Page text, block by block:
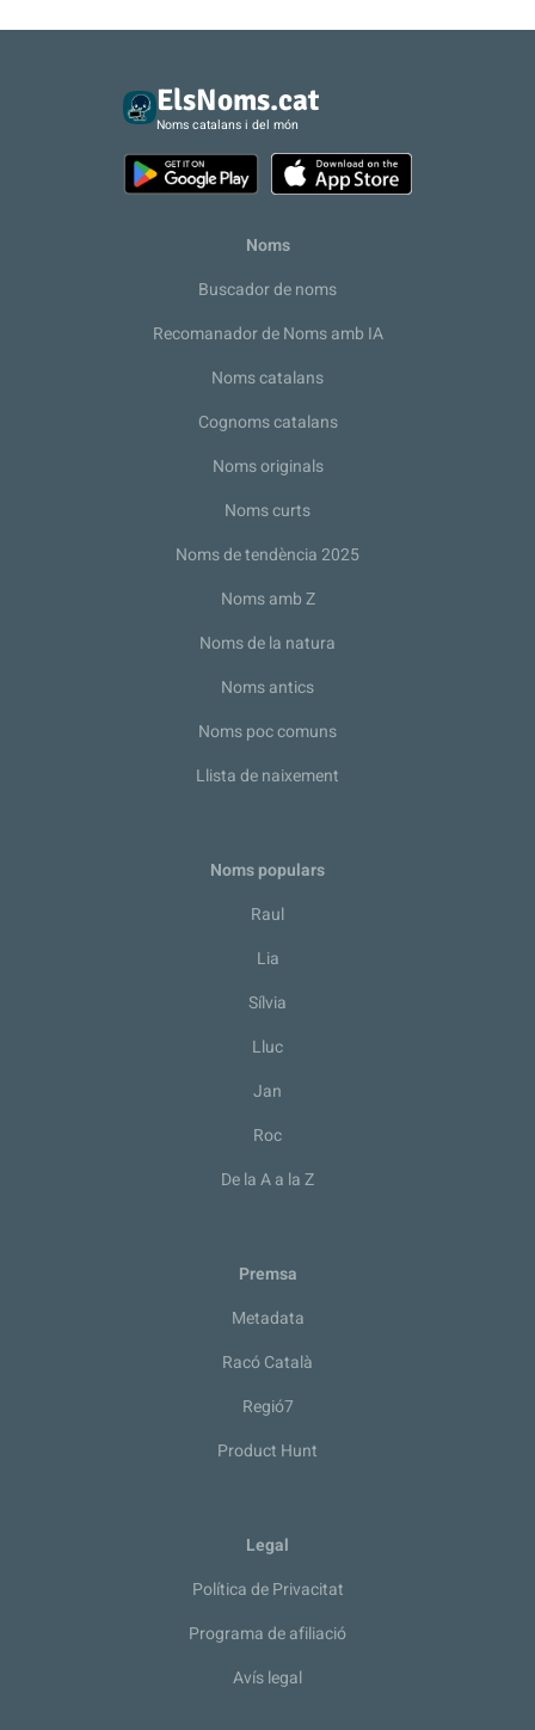
ElsNoms.cat
Noms catalans i del món
Noms
Buscador de noms
Recomanador de Noms amb IA
Noms catalans
Cognoms catalans
Noms originals
Noms curts
Noms de tendència 2025
Noms amb Z
Noms de la natura
Noms antics
Noms poc comuns
Llista de naixement
Noms populars
Raul
Lia
Sílvia
Lluc
Jan
Roc
De la A a la Z
Premsa
Metadata
Racó Català
Regió7
Product Hunt
Legal
Política de Privacitat
Programa de afiliació
Avís legal